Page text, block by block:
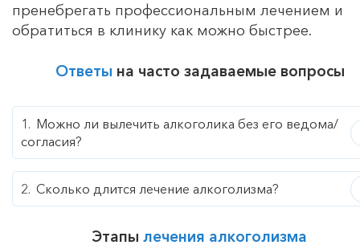
пренебрегать профессиональным лечением и
обратиться в клинику как можно быстрее.
Ответы на часто задаваемые вопросы
Можно ли вылечить алкоголика без его ведома/
согласия?
Сколько длится лечение алкоголизма?
Этапы лечения алкоголизма